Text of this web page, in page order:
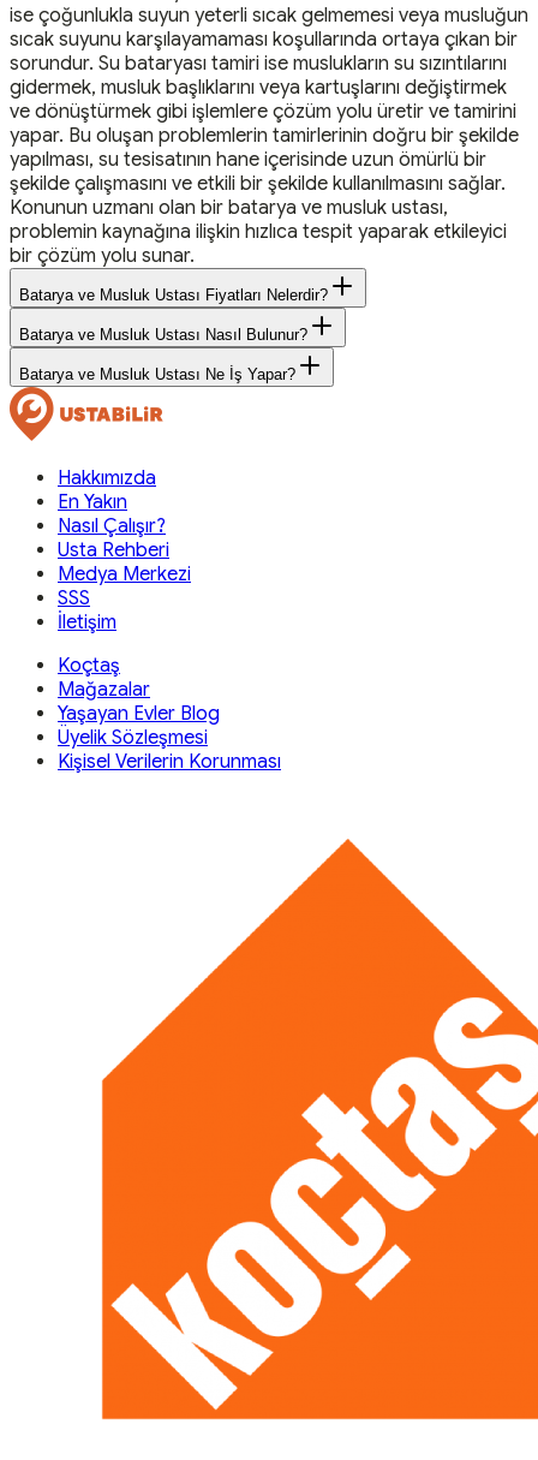
ise çoğunlukla suyun yeterli sıcak gelmemesi veya musluğun
sıcak suyunu karşılayamaması koşullarında ortaya çıkan bir
sorundur. Su bataryası tamiri ise muslukların su sızıntılarını
gidermek, musluk başlıklarını veya kartuşlarını değiştirmek
ve dönüştürmek gibi işlemlere çözüm yolu üretir ve tamirini
yapar. Bu oluşan problemlerin tamirlerinin doğru bir şekilde
yapılması, su tesisatının hane içerisinde uzun ömürlü bir
şekilde çalışmasını ve etkili bir şekilde kullanılmasını sağlar.
Konunun uzmanı olan bir batarya ve musluk ustası,
problemin kaynağına ilişkin hızlıca tespit yaparak etkileyici
bir çözüm yolu sunar.
Batarya ve Musluk Ustası Fiyatları Nelerdir?
Batarya ve Musluk Ustası Nasıl Bulunur?
Batarya ve Musluk Ustası Ne İş Yapar?
Hakkımızda
En Yakın
Nasıl Çalışır?
Usta Rehberi
Medya Merkezi
SSS
İletişim
Koçtaş
Mağazalar
Yaşayan Evler Blog
Üyelik Sözleşmesi
Kişisel Verilerin Korunması